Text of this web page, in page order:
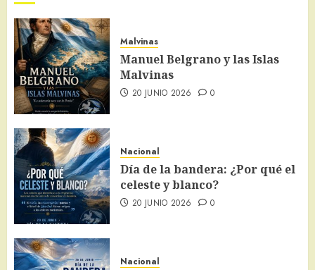
Malvinas
Manuel Belgrano y las Islas
Malvinas
20 JUNIO 2026 0
Nacional
Día de la bandera: ¿Por qué el
celeste y blanco?
20 JUNIO 2026 0
Nacional